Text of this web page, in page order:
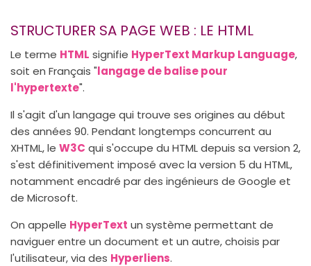
STRUCTURER SA PAGE WEB : LE HTML
Le terme HTML signifie HyperText Markup Language,
soit en Français "langage de balise pour
l'hypertexte".
Il s'agit d'un langage qui trouve ses origines au début
des années 90. Pendant longtemps concurrent au
XHTML, le W3C qui s'occupe du HTML depuis sa version 2,
s'est définitivement imposé avec la version 5 du HTML,
notamment encadré par des ingénieurs de Google et
de Microsoft.
On appelle HyperText un système permettant de
naviguer entre un document et un autre, choisis par
l'utilisateur, via des Hyperliens.